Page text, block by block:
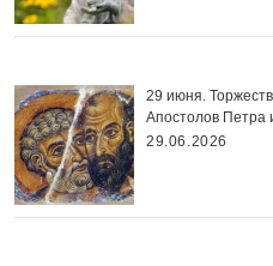
29 июня.
Апостолов Петра
29.06.2026